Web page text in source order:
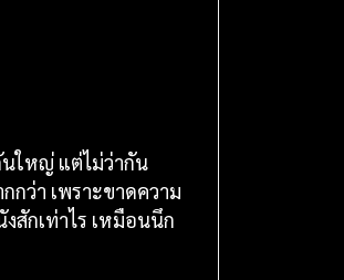
ใหญ่ แต่ไม่ว่ากัน
กว่า เพราะขาดความ
สักเท่าไร เหมือนนึก